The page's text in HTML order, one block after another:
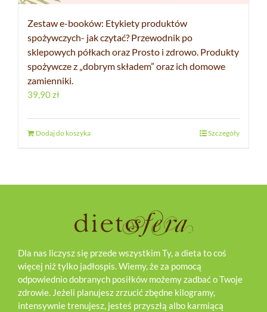
Zestaw e-booków: Etykiety produktów
spożywczych- jak czytać? Przewodnik po
sklepowych półkach oraz Prosto i zdrowo. Produkty
spożywcze z „dobrym składem” oraz ich domowe
zamienniki.
39,90zł
Dodaj do koszyka Szczegóły
Dla nas liczysz się przede wszystkim Ty, a dieta to coś
więcej niż tylko jadłospis. Wiemy, że za pomocą
odpowiednio dobranych posiłków możemy zadbać o Twoje
zdrowie. Jeżeli planujesz zrzucić zbędne kilogramy,
intensywnie trenujesz, jesteś przyszłą albo karmiącą